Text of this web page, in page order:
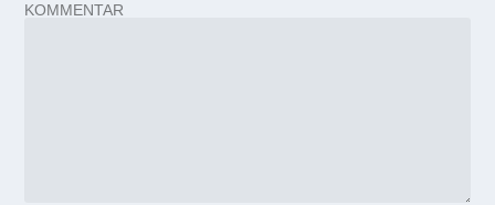
KOMMENTAR